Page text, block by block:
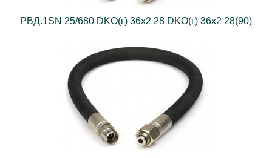
РВД.1SN 25/680 DKO(г) 36х2 28 DKO(г) 36х2 28(90)